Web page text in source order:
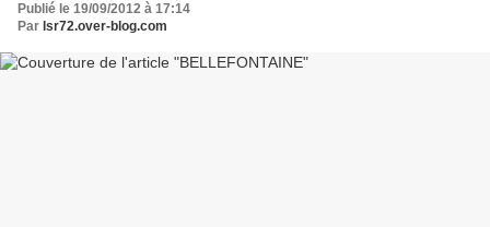
Publié le 19/09/2012 à 17:14
Par lsr72.over-blog.com